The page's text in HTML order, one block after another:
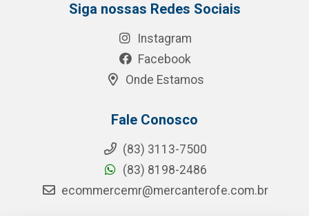
Siga nossas Redes Sociais
Instagram
Facebook
Onde Estamos
Fale Conosco
(83) 3113-7500
(83) 8198-2486
ecommercemr@mercanterofe.com.br